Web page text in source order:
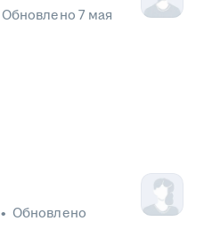
Обновлено 7 мая
• Обновлено